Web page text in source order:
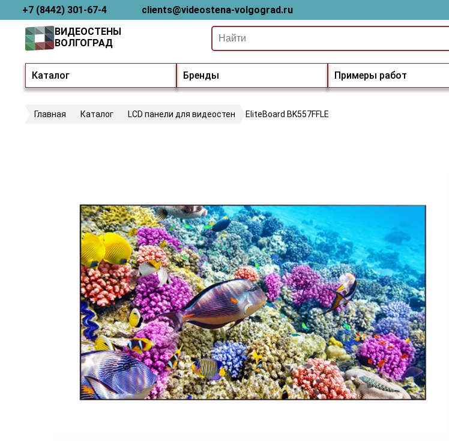
+7 (8442) 301-67-4 clients@videostena-volgograd.ru
Каталог Бренды Примеры работ
ВИДЕОСТЕНЫ
ВОЛГОГРАД
Главная Каталог LCD панели для видеостен EliteBoard BK557FFLE